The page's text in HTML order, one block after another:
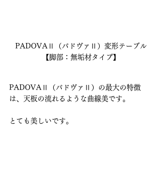
PADOVAⅡ（パドヴァⅡ）変形テーブル
【脚部：無垢材タイプ】
PADOVAⅡ（パドヴァⅡ）の最大の特徴
は、天板の流れるような曲線美です。
とても美しいです。